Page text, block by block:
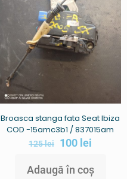
Broasca stanga fata Seat Ibiza
COD -15amc3b1 / 837015am
125lei 100 lei
Adaugă în coș